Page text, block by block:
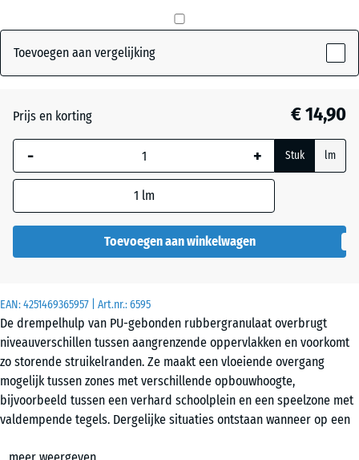
EAN:4251469365957 | Art.nr.:6595
De drempelhulp van PU-gebonden rubbergranulaat overbrugt
niveauverschillen tussen aangrenzende oppervlakken en voorkomt
zo storende struikelranden. Ze maakt een vloeiende overgang
mogelijk tussen zones met verschillende opbouwhoogte,
bijvoorbeeld tussen een verhard schoolplein en een speelzone met
valdempende tegels. Dergelijke situaties ontstaan wanneer op een
x
250
De geselecteerde,
blauw omlijnde
afmeting wordt
behoefteberekening
100
×
25
cm
| 1
< 3
cm
Toevoegen aan vergelijking
Prijs en korting € 14,90
- + Stuk lm
1 lm
Toevoegen aan winkelwagen